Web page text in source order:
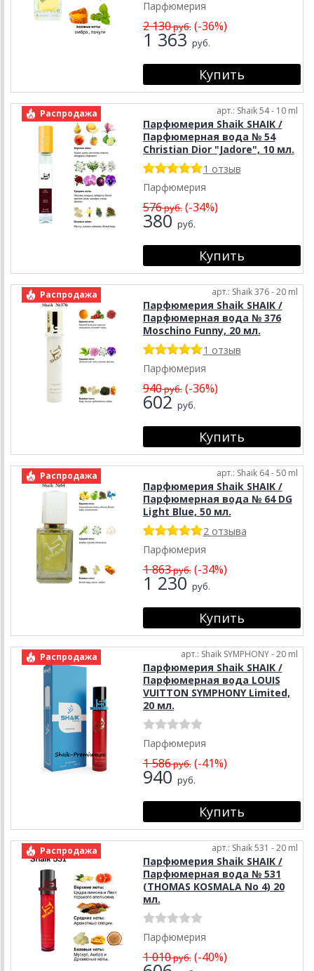
Парфюмерия
2 130руб.(-36%)
1 363 руб.
Распродажа арт.: Shaik 54 - 10 ml
Парфюмерия Shaik SHAIK /
Парфюмерная вода № 54
Christian Dior "Jadore", 10 мл.
1 отзыв
Парфюмерия
576руб.(-34%)
380 руб.
Распродажа арт.: Shaik 376 - 20 ml
Парфюмерия Shaik SHAIK /
Парфюмерная вода № 376
Moschino Funny, 20 мл.
1 отзыв
Парфюмерия
940руб.(-36%)
602 руб.
Распродажа арт.: Shaik 64 - 50 ml
Парфюмерия Shaik SHAIK /
Парфюмерная вода № 64 DG
Light Blue, 50 мл.
2 отзыва
Парфюмерия
1 863руб.(-34%)
1 230 руб.
Распродажа арт.: Shaik SYMPHONY - 20 ml
Парфюмерия Shaik SHAIK /
Парфюмерная вода LOUIS
VUITTON SYMPHONY Limited,
20 мл.
Парфюмерия
1 586руб.(-41%)
940 руб.
Распродажа арт.: Shaik 531 - 20 ml
Парфюмерия Shaik SHAIK /
Парфюмерная вода № 531
(THOMAS KOSMALA No 4) 20
мл.
Парфюмерия
1 010руб.(-40%)